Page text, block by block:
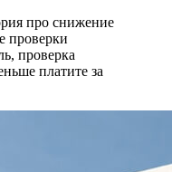
про снижение
проверки
проверка
платите за